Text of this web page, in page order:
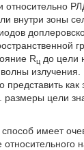
относительно
внутри зоны
Rцдо цели
как
размеры цели
имеет